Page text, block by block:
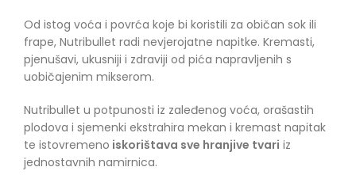
Od istog voća i povrća koje bi koristili za običan sok ili
frape, Nutribullet radi nevjerojatne napitke. Kremasti,
pjenušavi, ukusniji i zdraviji od pića napravljenih s
uobičajenim mikserom.
Nutribullet u potpunosti iz zaleđenog voća, orašastih
plodova i sjemenki ekstrahira mekan i kremast napitak
te istovremeno iskorištava sve hranjive tvari iz
jednostavnih namirnica.